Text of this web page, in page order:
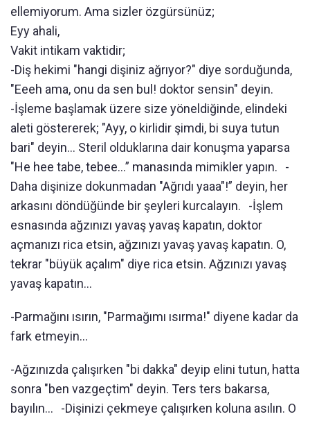
ellemiyorum. Ama sizler özgürsünüz;
Eyy ahali,
Vakit intikam vaktidir;
-Diş hekimi "hangi dişiniz ağrıyor?" diye sorduğunda,
"Eeeh ama, onu da sen bul! doktor sensin" deyin.
-İşleme başlamak üzere size yöneldiğinde, elindeki
aleti göstererek; "Ayy, o kirlidir şimdi, bi suya tutun
bari" deyin... Steril olduklarına dair konuşma yaparsa
"He hee tabe, tebee…” manasında mimikler yapın. -
Daha dişinize dokunmadan "Ağrıdı yaaa"!” deyin, her
arkasını döndüğünde bir şeyleri kurcalayın. -İşlem
esnasında ağzınızı yavaş yavaş kapatın, doktor
açmanızı rica etsin, ağzınızı yavaş yavaş kapatın. O,
tekrar "büyük açalım" diye rica etsin. Ağzınızı yavaş
yavaş kapatın...
-Parmağını ısırın, "Parmağımı ısırma!" diyene kadar da
fark etmeyin...
-Ağzınızda çalışırken "bi dakka" deyip elini tutun, hatta
sonra "ben vazgeçtim" deyin. Ters ters bakarsa,
bayılın... -Dişinizi çekmeye çalışırken koluna asılın. O